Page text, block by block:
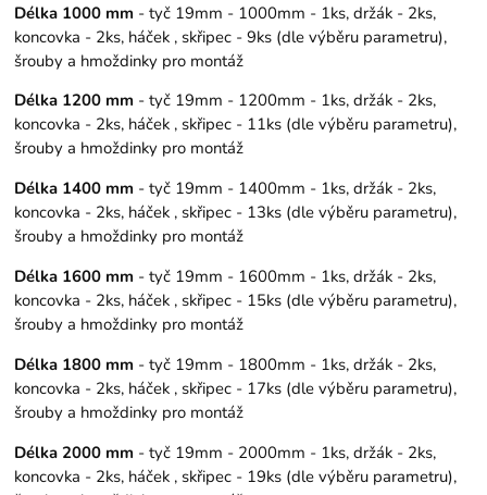
Délka 1000 mm - tyč 19mm - 1000mm - 1ks, držák - 2ks,
koncovka - 2ks, háček , skřipec - 9ks (dle výběru parametru),
šrouby a hmoždinky pro montáž
Délka 1200 mm - tyč 19mm - 1200mm - 1ks, držák - 2ks,
koncovka - 2ks, háček , skřipec - 11ks (dle výběru parametru),
šrouby a hmoždinky pro montáž
Délka 1400 mm - tyč 19mm - 1400mm - 1ks, držák - 2ks,
koncovka - 2ks, háček , skřipec - 13ks (dle výběru parametru),
šrouby a hmoždinky pro montáž
Délka 1600 mm - tyč 19mm - 1600mm - 1ks, držák - 2ks,
koncovka - 2ks, háček , skřipec - 15ks (dle výběru parametru),
šrouby a hmoždinky pro montáž
Délka 1800 mm - tyč 19mm - 1800mm - 1ks, držák - 2ks,
koncovka - 2ks, háček , skřipec - 17ks (dle výběru parametru),
šrouby a hmoždinky pro montáž
Délka 2000 mm - tyč 19mm - 2000mm - 1ks, držák - 2ks,
koncovka - 2ks, háček , skřipec - 19ks (dle výběru parametru),